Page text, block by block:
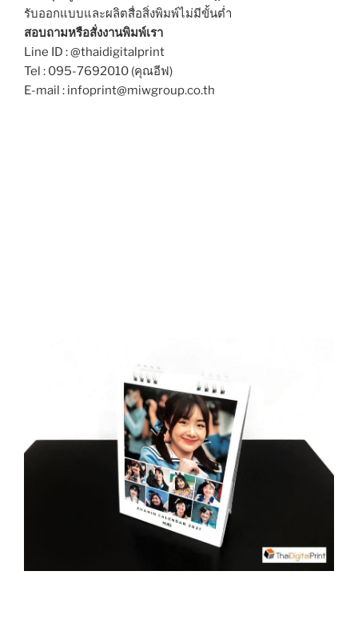
รับออกแบบและผลิตสื่อสิ่งพิมพ์ไม่มีขั้นต่ำ
สอบถามหรือสั่งงานพิมพ์เรา
Line ID : @thaidigitalprint
Tel : 095-7692010 (คุณอีฟ)
E-mail : infoprint@miwgroup.co.th